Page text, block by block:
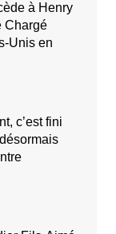
à Henry
Chargé
Unis en
c’est fini